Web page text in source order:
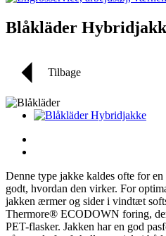
Blåkläder
Tilbage
Denne type jakke kaldes ofte for
godt, hvordan den virker. For
jakken ærmer og sider i vindtæt
Thermore® ECODOWN foring,
PET-flasker. Jakken har en god